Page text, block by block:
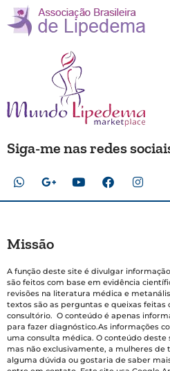
Siga-me nas redes
Missão
A função deste site é divulgar
são feitos com base em evidência
revisões na literatura médica e
textos são as perguntas e queixas
consultório. O conteúdo é apenas
para fazer diagnóstico.As informações
uma consulta médica. O conteúdo
mas não exclusivamente, a mulheres de
alguma dúvida ou gostaria de saber